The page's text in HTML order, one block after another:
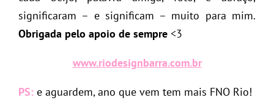
significaram – e significam – muito para mim.
Obrigada pelo apoio de sempre <3
www.riodesignbarra.com.br
PS: e aguardem, ano que vem tem mais FNO Rio!